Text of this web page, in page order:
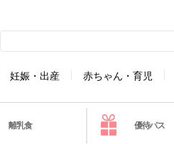
妊娠・出産 赤ちゃん・育児
離乳食 優待パス